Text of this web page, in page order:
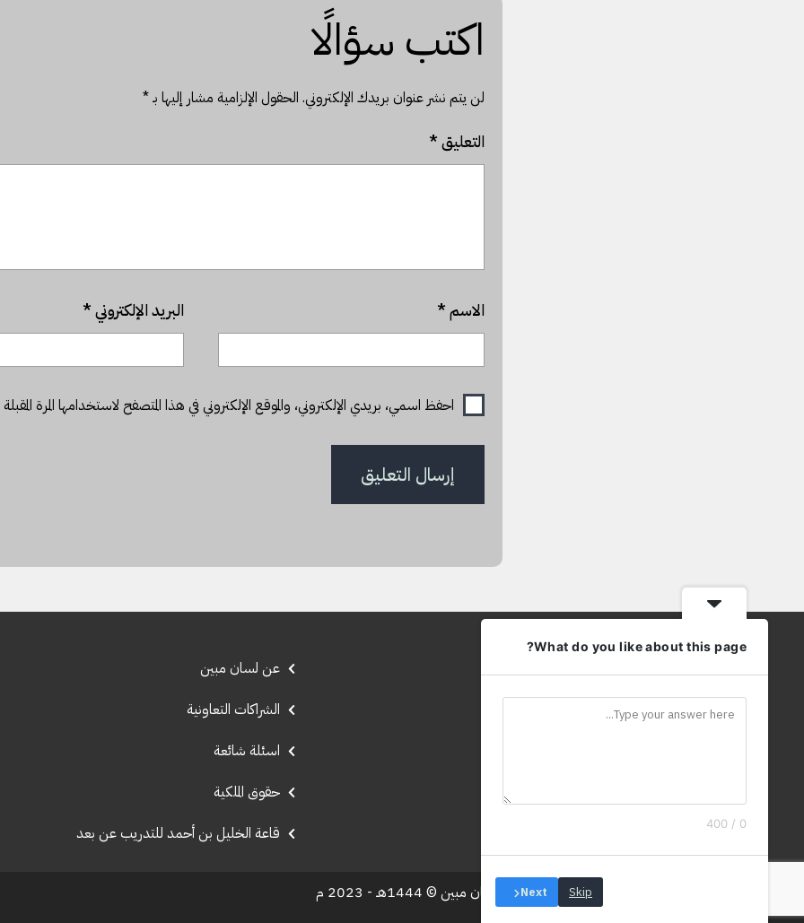
اكتب سؤالًا
لن يتم نشر عنوان بريدك الإلكتروني. الحقول الإلزامية مشار إليها بـ*
التعليق*
الاسم* البريد الإلكتروني*
احفظ اسمي، بريدي الإلكتروني، والموقع الإلكتروني في هذا المتصفح لاستخدامها المرة
عن لسان مبين
الشراكات التعاونية
اسئلة شائعة
حقوق الملكية
قاعة الخليل بن أحمد للتدريب عن بعد
جميع الحقوق محفوظة لـ لسان مبين © 1444هـ - 2023 م
What do you like about this page?
0 / 400
Skip
Next